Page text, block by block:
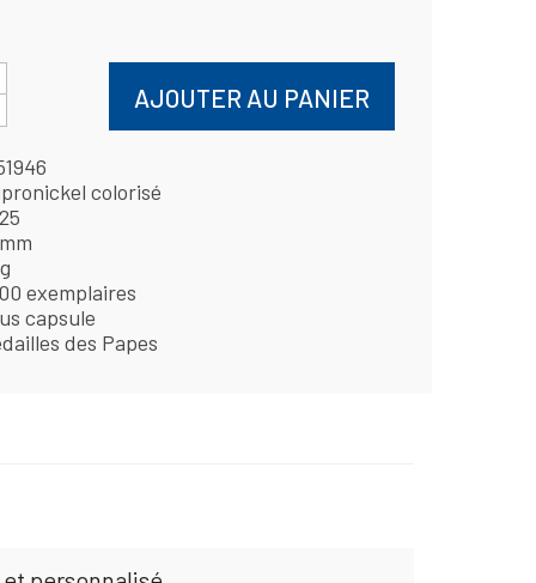
AJOUTER AU PANIER
colorisé
exemplaires
capsule
des Papes